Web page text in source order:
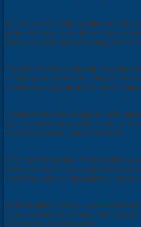
…
Ты зол, а я так жду прощенья, как
равнина, ждет сладких капель
…
Родной, я в бесконтрольном
твоей души серостью обид. Прости,
…
Я запретила себе обижать тебя,
так, что нарушила своё правило.
…
Хочу пролиться над тобой
заполнят твоё сердце ароматом
…
Тебя обидев, я сама наказана
сердце, подобно загнанному